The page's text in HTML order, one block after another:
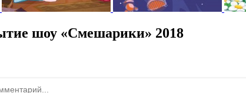
шоу «Смешарики» 2018